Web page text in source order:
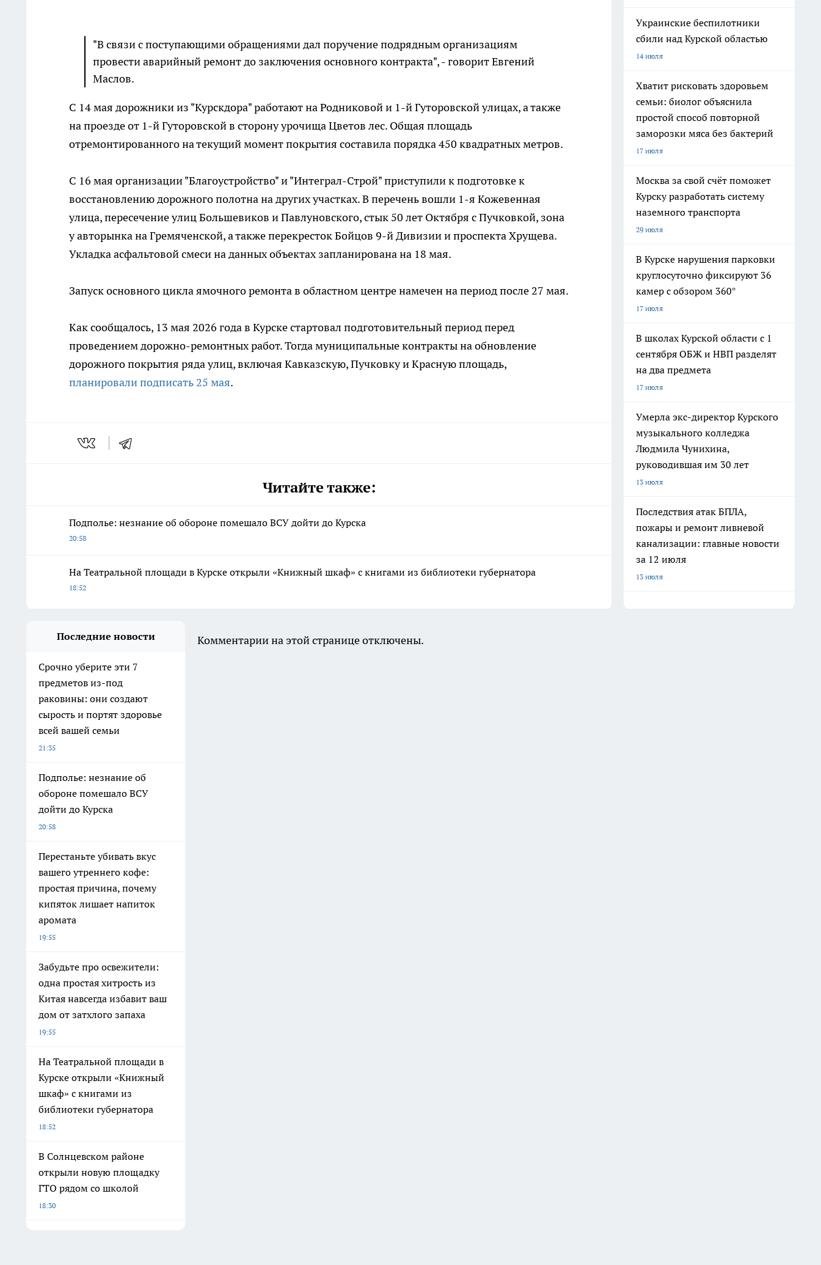
"В связи с поступающими обращениями дал поручение подрядным организациям
провести аварийный ремонт до заключения основного контракта", - говорит Евгений
Маслов.
С 14 мая дорожники из "Курскдора" работают на Родниковой и 1-й Гуторовской улицах, а также
на проезде от 1-й Гуторовской в сторону урочища Цветов лес. Общая площадь
отремонтированного на текущий момент покрытия составила порядка 450 квадратных метров.
С 16 мая организации "Благоустройство" и "Интеграл-Строй" приступили к подготовке к
восстановлению дорожного полотна на других участках. В перечень вошли 1-я Кожевенная
улица, пересечение улиц Большевиков и Павлуновского, стык 50 лет Октября с Пучковкой, зона
у авторынка на Гремяченской, а также перекресток Бойцов 9-й Дивизии и проспекта Хрущева.
Укладка асфальтовой смеси на данных объектах запланирована на 18 мая.
Запуск основного цикла ямочного ремонта в областном центре намечен на период после 27 мая.
Как сообщалось, 13 мая 2026 года в Курске стартовал подготовительный период перед
проведением дорожно-ремонтных работ. Тогда муниципальные контракты на обновление
дорожного покрытия ряда улиц, включая Кавказскую, Пучковку и Красную площадь,
планировали подписать 25 мая.
Читайте также:
Подполье: незнание об обороне помешало ВСУ дойти до Курска
20:58
На Театральной площади в Курске открыли «Книжный шкаф» с книгами из библиотеки губернатора
18:52
Украинские беспилотники
сбили над Курской областью
14 июля
Хватит рисковать здоровьем
семьи: биолог объяснила
простой способ повторной
заморозки мяса без бактерий
17 июля
Москва за свой счёт поможет
Курску разработать систему
наземного транспорта
29 июля
В Курске нарушения парковки
круглосуточно фиксируют 36
камер с обзором 360°
17 июля
В школах Курской области с 1
сентября ОБЖ и НВП разделят
на два предмета
17 июля
Умерла экс-директор Курского
музыкального колледжа
Людмила Чунихина,
руководившая им 30 лет
13 июля
Последствия атак БПЛА,
пожары и ремонт ливневой
канализации: главные новости
за 12 июля
13 июля
Последние новости
Срочно уберите эти 7
предметов из-под
раковины: они создают
сырость и портят здоровье
всей вашей семьи
21:35
Подполье: незнание об
обороне помешало ВСУ
дойти до Курска
20:58
Перестаньте убивать вкус
вашего утреннего кофе:
простая причина, почему
кипяток лишает напиток
аромата
19:55
Забудьте про освежители:
одна простая хитрость из
Китая навсегда избавит ваш
дом от затхлого запаха
19:55
На Театральной площади в
Курске открыли «Книжный
шкаф» с книгами из
библиотеки губернатора
18:52
В Солнцевском районе
открыли новую площадку
ГТО рядом со школой
18:30
Комментарии на этой странице отключены.